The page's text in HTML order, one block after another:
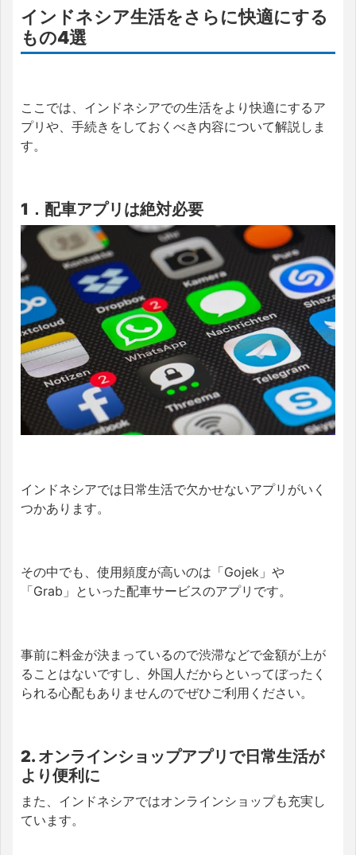
インドネシア生活をさらに快適にする
もの4選
ここでは、インドネシアでの生活をより快適にするア
プリや、手続きをしておくべき内容について解説しま
す。
1．配車アプリは絶対必要
インドネシアでは日常生活で欠かせないアプリがいく
つかあります。
その中でも、使用頻度が高いのは「Gojek」や
「Grab」といった配車サービスのアプリです。
事前に料金が決まっているので渋滞などで金額が上が
ることはないですし、外国人だからといってぼったく
られる心配もありませんのでぜひご利用ください。
2. オンラインショップアプリで日常生活が
より便利に
また、インドネシアではオンラインショップも充実し
ています。